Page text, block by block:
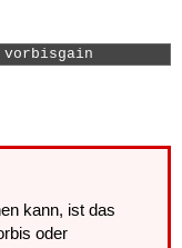
kann, ist das
oder